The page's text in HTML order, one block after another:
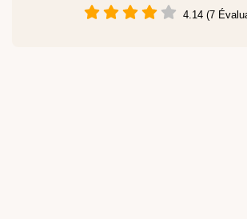
4.14 (7